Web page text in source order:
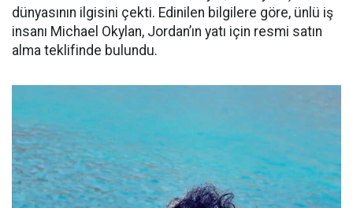
dünyasının ilgisini çekti. Edinilen bilgilere göre, ünlü iş
insanı Michael Okylan, Jordan’ın yatı için resmi satın
alma teklifinde bulundu.